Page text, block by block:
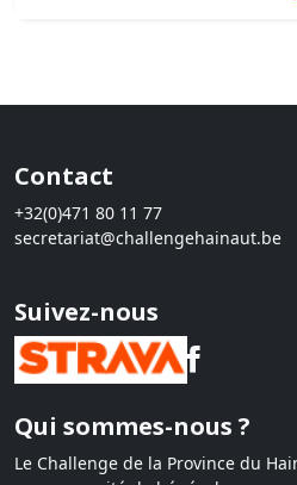
Contact
+32(0)471 80 11 77
secretariat@challengehainaut.be
Suivez-nous
Qui sommes-nous ?
Le Challenge de la Province du